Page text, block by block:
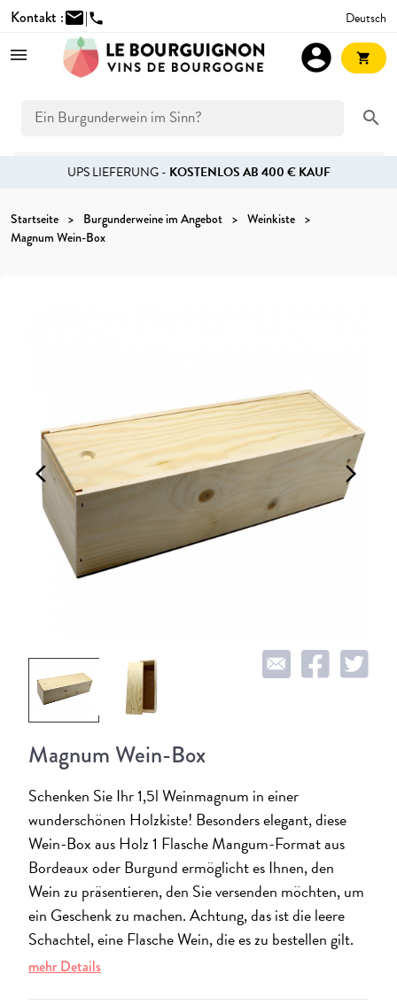
Kontakt :mail|phone Deutsch
search
account_circle shopping_cart
UPS LIEFERUNG - KOSTENLOS AB 400 € KAUF
Startseite Burgunderweine im Angebot
Weinkiste
Magnum Wein-Box
arrow_forward_ios
arrow_back_ios
Magnum Wein-Box
Schenken Sie Ihr 1,5l Weinmagnum in einer
wunderschönen Holzkiste! Besonders elegant, diese
Wein-Box aus Holz 1 Flasche Mangum-Format aus
Bordeaux oder Burgund ermöglicht es Ihnen, den
Wein zu präsentieren, den Sie versenden möchten, um
ein Geschenk zu machen. Achtung, das ist die leere
Schachtel, eine Flasche Wein, die es zu bestellen gilt.
mehr Details